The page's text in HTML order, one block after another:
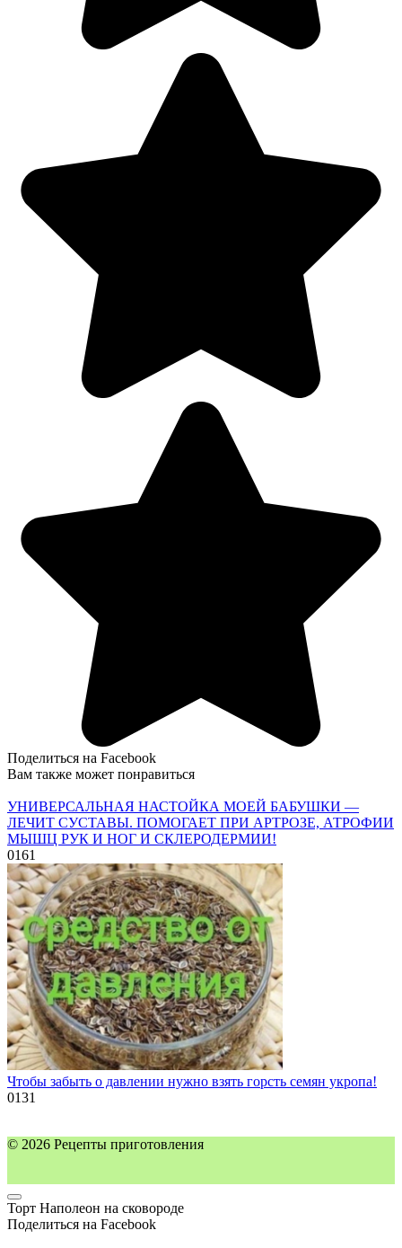
Поделиться на Facebook
Вам также может понравиться
УНИВЕРСАЛЬНАЯ НАСТОЙКА МОЕЙ БАБУШКИ —
ЛЕЧИТ СУСТАВЫ. ПОМОГАЕТ ПРИ АРТРОЗЕ, АТРОФИИ
МЫШЦ РУК И НОГ И СКЛЕРОДЕРМИИ!
0161
Чтобы забыть о давлении нужно взять горсть семян укропа!
0131
© 2026 Рецепты приготовления
Торт Наполеон на сковороде
Поделиться на Facebook